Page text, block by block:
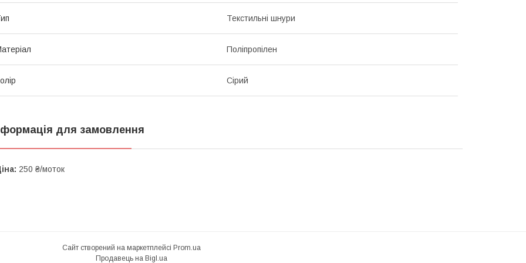
Текстильні шнури
Поліпропілен
Сірий
для замовлення
250 ₴/моток
Сайт створений на маркетплейсі Prom.ua
Продавець на Bigl.ua